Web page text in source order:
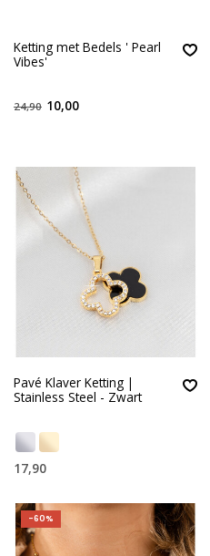
Ketting met Bedels ' Pearl
Vibes'
24,90 10,00
Pavé Klaver Ketting |
Stainless Steel - Zwart
17,90
-60%